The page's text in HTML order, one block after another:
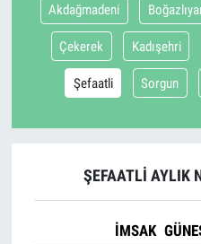
Akdağmadeni
Çekerek Kadışehri
Şefaatli Sorgun
ŞEFAATLI AYLIK
İMSAK